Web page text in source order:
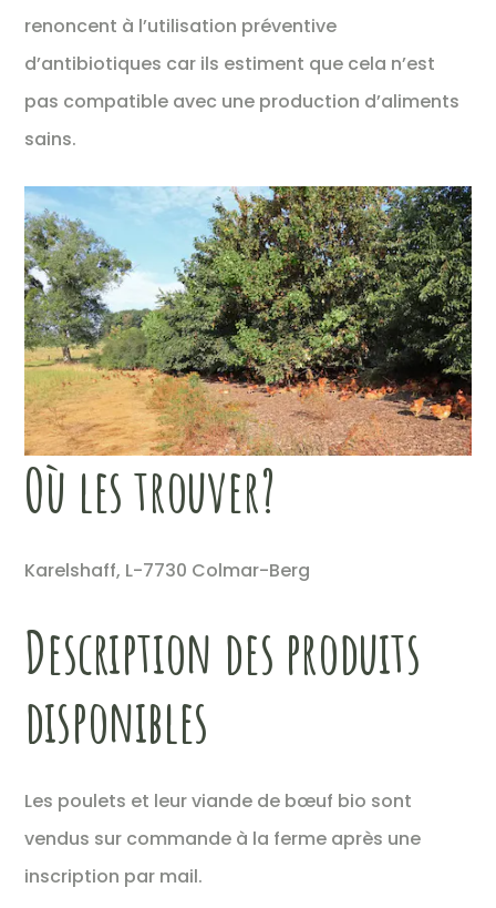
renoncent à l’utilisation préventive
d’antibiotiques car ils estiment que cela n’est
pas compatible avec une production d’aliments
sains.
Où les trouver?
Karelshaff, L-7730 Colmar-Berg
Description des produits
disponibles
Les poulets et leur viande de bœuf bio sont
vendus sur commande à la ferme après une
inscription par mail.